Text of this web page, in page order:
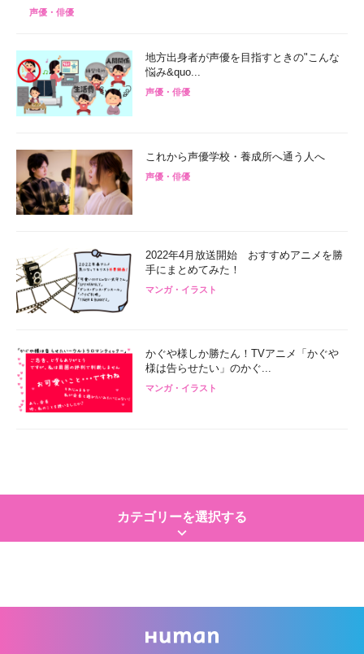
声優・俳優
地方出身者が声優を目指すときの"こんな
悩み&quo...
声優・俳優
これから声優学校・養成所へ通う人へ
声優・俳優
2022年4月放送開始 おすすめアニメを勝
手にまとめてみた！
マンガ・イラスト
かぐや様しか勝たん！TVアニメ「かぐや
様は告らせたい」のかぐ...
マンガ・イラスト
カテゴリーを選択する
keyboard_arrow_down